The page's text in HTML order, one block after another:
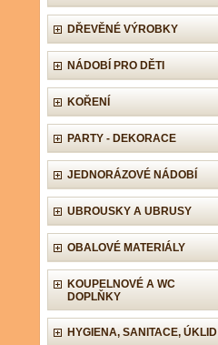
DŘEVĚNÉ VÝROBKY
NÁDOBÍ PRO DĚTI
KOŘENÍ
PARTY - DEKORACE
JEDNORÁZOVÉ NÁDOBÍ
UBROUSKY A UBRUSY
OBALOVÉ MATERIÁLY
KOUPELNOVÉ A WC
DOPLŇKY
HYGIENA, SANITACE, ÚKLID